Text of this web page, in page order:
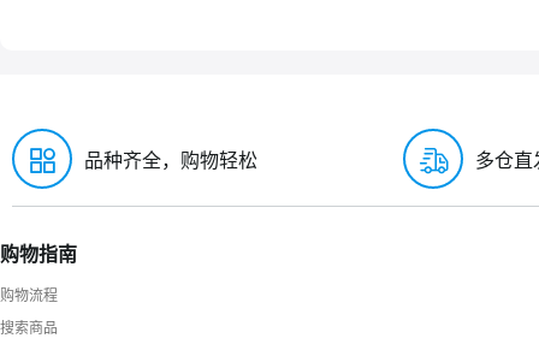
品种齐全，购物轻松 多仓直
购物指南
购物流程
搜索商品